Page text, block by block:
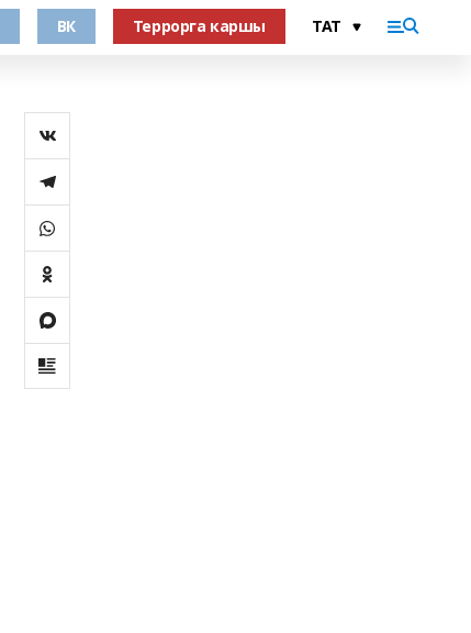
ВК Террорга каршы